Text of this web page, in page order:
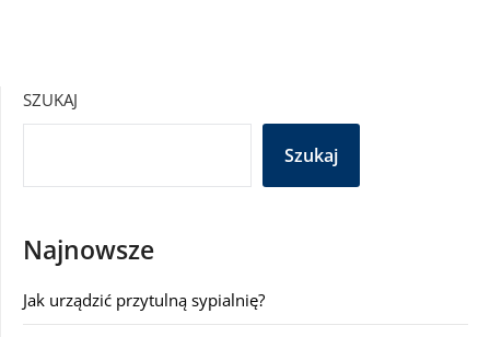
SZUKAJ
Szukaj
Najnowsze
Jak urządzić przytulną sypialnię?